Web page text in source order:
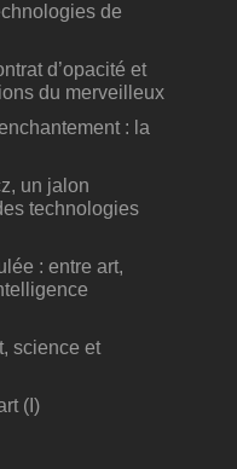
de
d’opacité et
du merveilleux
: la
un jalon
technologies
: entre art,
science et
(I)